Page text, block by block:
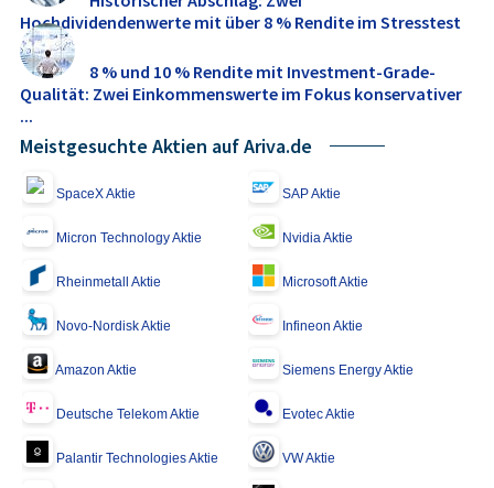
Hochdividendenwerte mit über 8 % Rendite im Stresstest
8 % und 10 % Rendite mit Investment-Grade-
Qualität: Zwei Einkommenswerte im Fokus konservativer
...
Meistgesuchte Aktien auf Ariva.de
SpaceX Aktie SAP Aktie
Micron Technology Aktie Nvidia Aktie
Rheinmetall Aktie Microsoft Aktie
Novo-Nordisk Aktie Infineon Aktie
Amazon Aktie Siemens Energy Aktie
Deutsche Telekom Aktie Evotec Aktie
Palantir Technologies Aktie VW Aktie